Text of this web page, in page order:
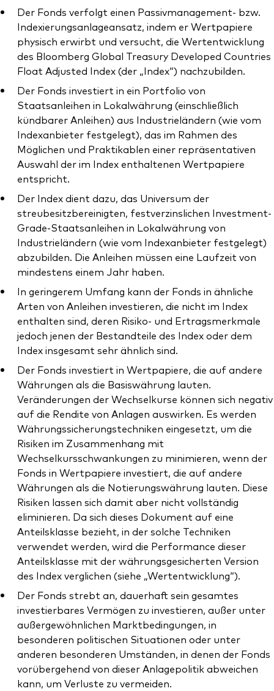
Ressourcen
Marktvolatilität
Research
Anbieterliste
Vanguard Modellportfolios
Vanguard Beratungsstudie
Der Fonds verfolgt einen Passivmanagement- bzw.
Indexierungsanlageansatz, indem er Wertpapiere
physisch erwirbt und versucht, die Wertentwicklung
des Bloomberg Global Treasury Developed Countries
Float Adjusted Index (der „Index“) nachzubilden.
Der Fonds investiert in ein Portfolio von
Staatsanleihen in Lokalwährung (einschließlich
kündbarer Anleihen) aus Industrieländern (wie vom
Indexanbieter festgelegt), das im Rahmen des
Möglichen und Praktikablen einer repräsentativen
Auswahl der im Index enthaltenen Wertpapiere
entspricht.
Der Index dient dazu, das Universum der
streubesitzbereinigten, festverzinslichen Investment-
Grade-Staatsanleihen in Lokalwährung von
Industrieländern (wie vom Indexanbieter festgelegt)
abzubilden. Die Anleihen müssen eine Laufzeit von
mindestens einem Jahr haben.
In geringerem Umfang kann der Fonds in ähnliche
Arten von Anleihen investieren, die nicht im Index
enthalten sind, deren Risiko- und Ertragsmerkmale
jedoch jenen der Bestandteile des Index oder dem
Index insgesamt sehr ähnlich sind.
Der Fonds investiert in Wertpapiere, die auf andere
Währungen als die Basiswährung lauten.
Veränderungen der Wechselkurse können sich negativ
auf die Rendite von Anlagen auswirken. Es werden
Währungssicherungstechniken eingesetzt, um die
Risiken im Zusammenhang mit
Wechselkursschwankungen zu minimieren, wenn der
Fonds in Wertpapiere investiert, die auf andere
Währungen als die Notierungswährung lauten. Diese
Risiken lassen sich damit aber nicht vollständig
eliminieren. Da sich dieses Dokument auf eine
Anteilsklasse bezieht, in der solche Techniken
verwendet werden, wird die Performance dieser
Anteilsklasse mit der währungsgesicherten Version
des Index verglichen (siehe „Wertentwicklung“).
Der Fonds strebt an, dauerhaft sein gesamtes
investierbares Vermögen zu investieren, außer unter
außergewöhnlichen Marktbedingungen, in
besonderen politischen Situationen oder unter
anderen besonderen Umständen, in denen der Fonds
vorübergehend von dieser Anlagepolitik abweichen
kann, um Verluste zu vermeiden.